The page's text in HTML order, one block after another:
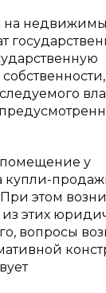
на
помещение у
купли-
этом
этих
вопросы